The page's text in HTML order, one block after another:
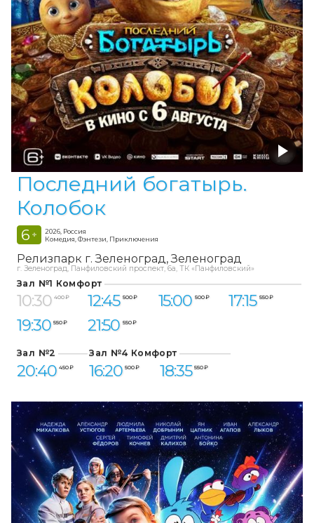
Последний богатырь.
Колобок
6 +
2026, Россия
Комедия, Фэнтези, Приключения
Релизпарк г. Зеленоград Зеленоград
г. Зеленоград, Панфиловский проспект, 6а, ТК «Панфиловский»
Зал №1 Комфорт
10:30 400 ₽ 12:45 500 ₽ 15:00 500 ₽ 17:15 550 ₽
19:30 550 ₽ 21:50 550 ₽
Зал №2
20:40 450 ₽
Зал №4 Комфорт
16:20 500 ₽ 18:35 550 ₽